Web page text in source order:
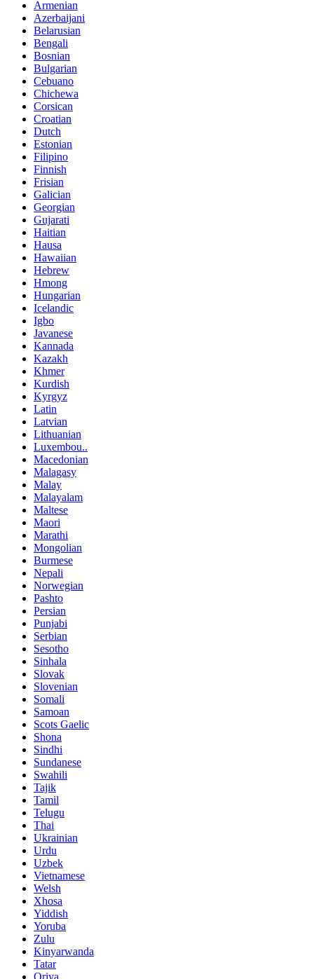
Armenian
Azerbaijani
Belarusian
Bengali
Bosnian
Bulgarian
Cebuano
Chichewa
Corsican
Croatian
Dutch
Estonian
Filipino
Finnish
Frisian
Galician
Georgian
Gujarati
Haitian
Hausa
Hawaiian
Hebrew
Hmong
Hungarian
Icelandic
Igbo
Javanese
Kannada
Kazakh
Khmer
Kurdish
Kyrgyz
Latin
Latvian
Lithuanian
Luxembou..
Macedonian
Malagasy
Malay
Malayalam
Maltese
Maori
Marathi
Mongolian
Burmese
Nepali
Norwegian
Pashto
Persian
Punjabi
Serbian
Sesotho
Sinhala
Slovak
Slovenian
Somali
Samoan
Scots Gaelic
Shona
Sindhi
Sundanese
Swahili
Tajik
Tamil
Telugu
Thai
Ukrainian
Urdu
Uzbek
Vietnamese
Welsh
Xhosa
Yiddish
Yoruba
Zulu
Kinyarwanda
Tatar
Oriya